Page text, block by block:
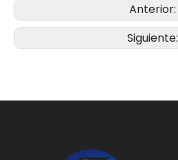
Anterior:
Siguiente: